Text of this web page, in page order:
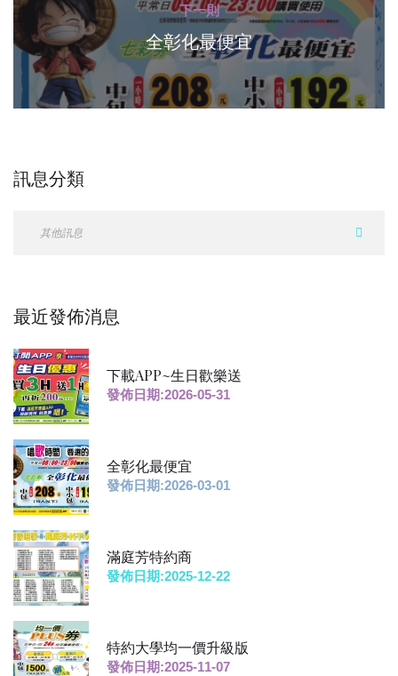
下一則
全彰化最便宜
訊息分類
最近發佈消息
下載APP~生日歡樂送
發佈日期:2026-05-31
全彰化最便宜
發佈日期:2026-03-01
滿庭芳特約商
發佈日期:2025-12-22
特約大學均一價升級版
發佈日期:2025-11-07